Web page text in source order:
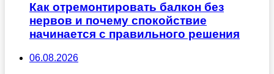
Как отремонтировать балкон без
нервов и почему спокойствие
начинается с правильного решения
06.08.2026